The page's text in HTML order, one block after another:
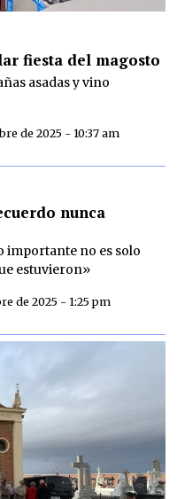
fiesta del magosto
asadas y vino
de 2025 - 10:37 am
nunca
importante no es solo
estuvieron»
de 2025 - 1:25 pm